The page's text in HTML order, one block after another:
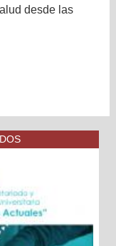
desde las